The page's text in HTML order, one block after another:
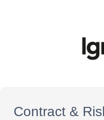
Contract &